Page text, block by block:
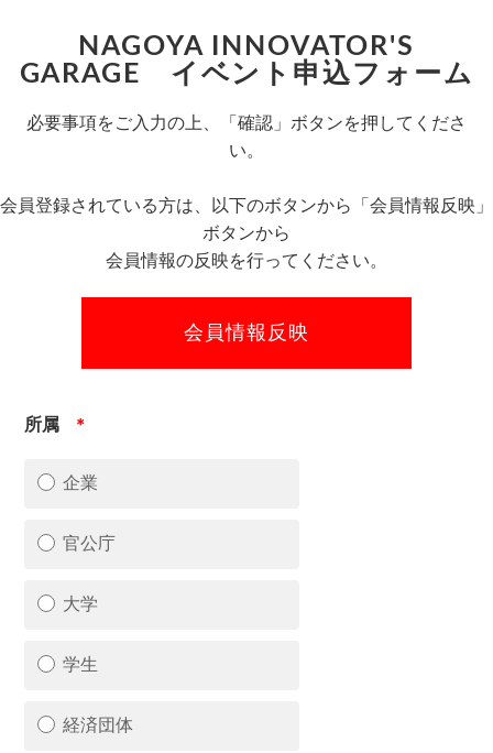
NAGOYA INNOVATOR'S
GARAGE イベント申込フォーム
必要事項をご入力の上、「確認」ボタンを押してくださ
い。
会員登録されている方は、以下のボタンから「会員情報反映」
ボタンから
会員情報の反映を行ってください。
所属 ＊
企業
官公庁
大学
学生
経済団体